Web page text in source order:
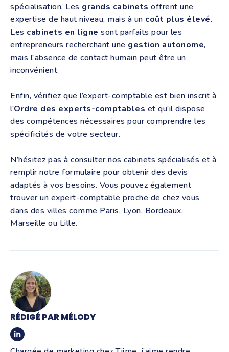
spécialisation. Les grands cabinets offrent une
expertise de haut niveau, mais à un coût plus élevé.
Les cabinets en ligne sont parfaits pour les
entrepreneurs recherchant une gestion autonome,
mais l'absence de contact humain peut être un
inconvénient.
Enfin, vérifiez que l’expert-comptable est bien inscrit à
l’Ordre des experts-comptables et qu’il dispose
des compétences nécessaires pour comprendre les
spécificités de votre secteur.
N’hésitez pas à consulternos cabinets spécialisés et à
remplir notre formulaire pour obtenir des devis
adaptés à vos besoins. Vous pouvez également
trouver un expert-comptable proche de chez vous
dans des villes comme Paris, Lyon, Bordeaux,
Marseille ou Lille.
RÉDIGÉ PAR MÉLODY